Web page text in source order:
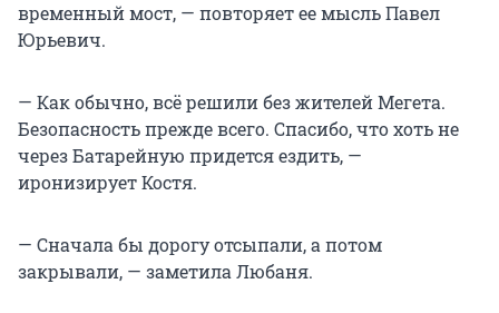
временный мост, — повторяет ее мысль Павел
Юрьевич.
— Как обычно, всё решили без жителей Мегета.
Безопасность прежде всего. Спасибо, что хоть не
через Батарейную придется ездить, —
иронизирует Костя.
— Сначала бы дорогу отсыпали, а потом
закрывали, — заметила Любаня.